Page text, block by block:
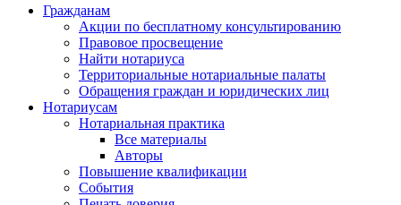
Гражданам
Акции по бесплатному консультированию
Правовое просвещение
Найти нотариуса
Территориальные нотариальные палаты
Обращения граждан и юридических лиц
Нотариусам
Нотариальная практика
Все материалы
Авторы
Повышение квалификации
События